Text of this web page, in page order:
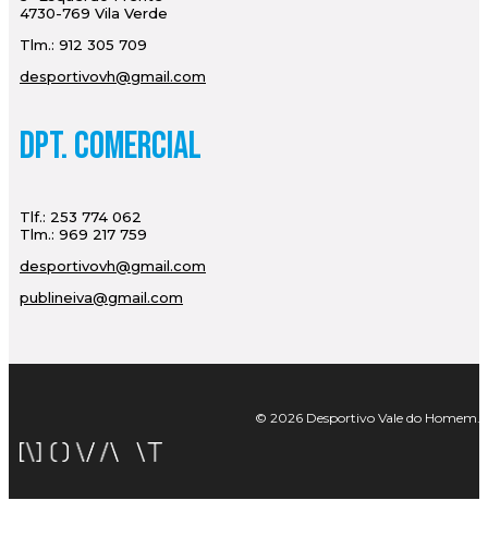
4730-769 Vila Verde
Tlm.: 912 305 709
desportivovh@gmail.com
Dpt. Comercial
Tlf.: 253 774 062
Tlm.: 969 217 759
desportivovh@gmail.com
publineiva@gmail.com
© 2026 Desportivo Vale do Homem.